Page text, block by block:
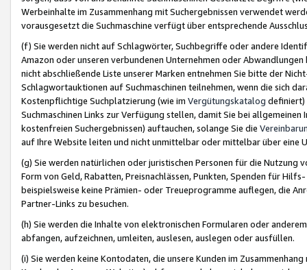
Werbeinhalte im Zusammenhang mit Suchergebnissen verwendet
vorausgesetzt die Suchmaschine verfügt über entsprechende
(f) Sie werden nicht auf Schlagwörter, Suchbegriffe oder andere
Amazon oder unseren verbundenen Unternehmen oder
nicht abschließende Liste unserer Marken entnehmen Sie bitte der
Schlagwortauktionen auf Suchmaschinen teilnehmen, wenn die sich
Kostenpflichtige Suchplatzierung (wie im Vergütungskatalog definiert)
Suchmaschinen Links zur Verfügung stellen, damit Sie bei
kostenfreien Suchergebnissen) auftauchen, solange Sie die
auf Ihre Website leiten und nicht unmittelbar oder mittelbar über eine
(g) Sie werden natürlichen oder juristischen Personen für die Nutzung
Form von Geld, Rabatten, Preisnachlässen, Punkten, Spenden für
beispielsweise keine Prämien- oder Treueprogramme auflegen, die
Partner-Links zu besuchen.
(h) Sie werden die Inhalte von elektronischen Formularen oder
abfangen, aufzeichnen, umleiten, auslesen, auslegen oder ausfüllen.
(i) Sie werden keine Kontodaten, die unsere Kunden im